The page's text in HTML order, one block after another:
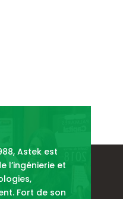
Astek est
l’ingénierie et
Fort de son